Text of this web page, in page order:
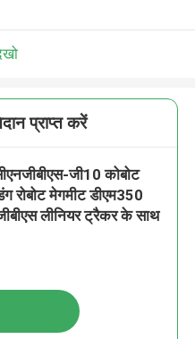
प्राप्त करें
जी10 कोबोट
रोबोट मेगमीट डीएम350
लीनियर ट्रैकर के साथ